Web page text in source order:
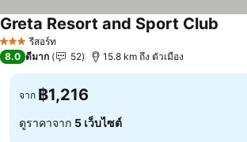
3 ดาว รีสอร์ท
Greta Resort and Sport Club
8.0 ดีมาก 52 15.8 km ถึง ตัวเมือง
จาก ฿1,216
ดูราคาจาก 5 เว็บไซต์